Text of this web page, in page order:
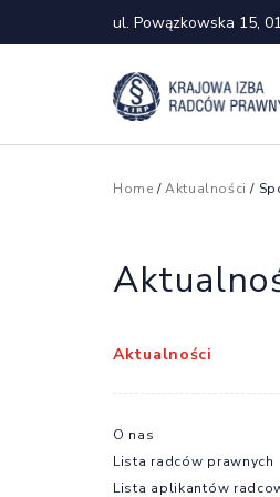
ul. Powązkowska 15,
Home /Aktualności /
Aktualności
O nas
Lista radców prawnych
Lista aplikantów